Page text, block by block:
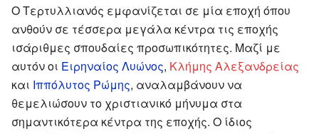
Ο Τερτυλλιανός εμφανίζεται σε μία εποχή όπου
ανθούν σε τέσσερα μεγάλα κέντρα τις εποχής
ισάριθμες σπουδαίες προσωπικότητες. Μαζί με
αυτόν οι Ειρηναίος Λυώνος, Κλήμης Αλεξανδρείας
και Ιππόλυτος Ρώμης, αναλαμβάνουν να
θεμελιώσουν το χριστιανικό μήνυμα στα
σημαντικότερα κέντρα της εποχής. Ο ίδιος